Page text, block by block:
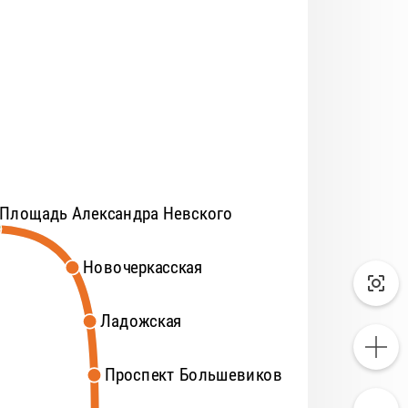
Площадь Александра Невского
Новочеркасская
Ладожская
Проспект Большевиков
Площадь Александра Невского
Новочеркасская
Ладожская
Проспект Большевиков